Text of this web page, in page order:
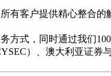
有客户提供精心整合
式，同时通过我们
）、澳大利亚证